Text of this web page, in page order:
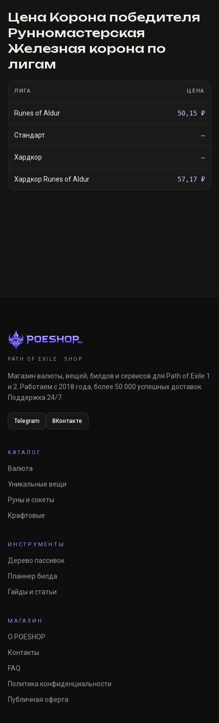
Цена Корона победителя
Рунномастерская
Железная корона по
лигам
ЛИГА ЦЕНА
Runes of Aldur 50,15 ₽
Стандарт —
Хардкор —
Хардкор Runes of Aldur 57,17 ₽
PATH OF EXILE · SHOP
Магазин валюты, вещей, билдов и сервисов для Path of Exile 1
и 2. Работаем с 2018 года, более 50 000 успешных доставок.
Поддержка 24/7.
Telegram ВКонтакте
КАТАЛОГ
Валюта
Уникальные вещи
Руны и сокеты
Крафтовые
ИНСТРУМЕНТЫ
Дерево пассивок
Планнер билда
Гайды и статьи
МАГАЗИН
О POESHOP
Контакты
FAQ
Политика конфиденциальности
Публичная оферта